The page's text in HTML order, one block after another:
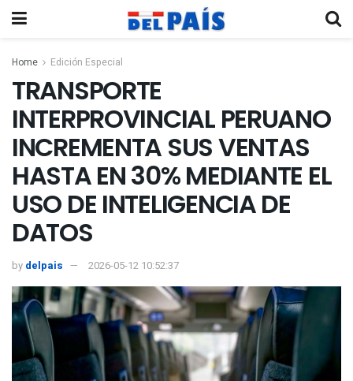
Home Edición Especial
TRANSPORTE
INTERPROVINCIAL PERUANO
INCREMENTA SUS VENTAS
HASTA EN 30% MEDIANTE EL
USO DE INTELIGENCIA DE
DATOS
by delpais 2026-05-12 10:52:37